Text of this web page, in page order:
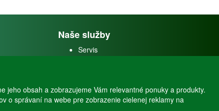
Naše služby
Servis
jeho obsah a zobrazujeme Vám relevantné ponuky a produkty.
o správaní na webe pre zobrazenie cielenej reklamy na